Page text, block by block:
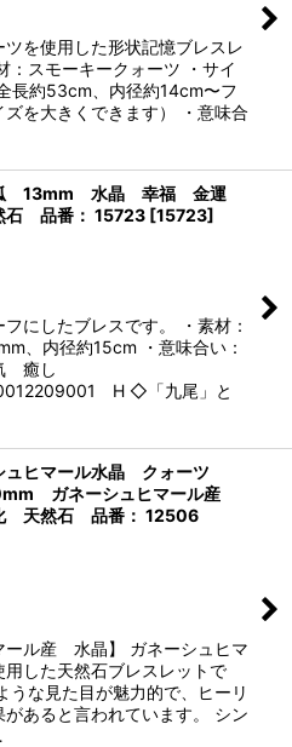
ツを使用した形状記憶ブレスレ
：スモーキークォーツ ・サイ
長約53cm、内径約14cm〜フ
ズを大きくできます） ・意味合
13mm 水晶 幸福 金運
品番： 15723 [15723]
にしたブレスです。 ・素材：
、内径約15cm ・意味合い：
癒し
H ◇「九尾」と
ュヒマール水晶 クォーツ
ガネーシュヒマール産
天然石 品番： 12506
ール産 水晶】 ガネーシュヒマ
用した天然石ブレスレットで
うな見た目が魅力的で、ヒーリ
があると言われています。 シン